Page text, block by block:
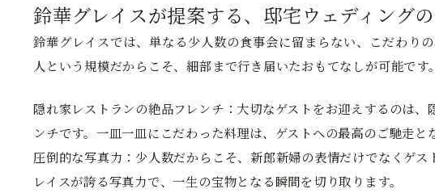
鈴華グレイスが提案する、邸宅ウェディング
鈴華グレイスでは、単なる少人数の食事会に留まらない、こだわり
人という規模だからこそ、細部まで行き届いたおもてなしが可能です。
隠れ家レストランの絶品フレンチ：大切なゲストをお迎えするのは、
ンチです。一皿一皿にこだわった料理は、ゲストへの最高のご馳走と
圧倒的な写真力：少人数だからこそ、新郎新婦の表情だけでなくゲ
レイスが誇る写真力で、一生の宝物となる瞬間を切り取ります。